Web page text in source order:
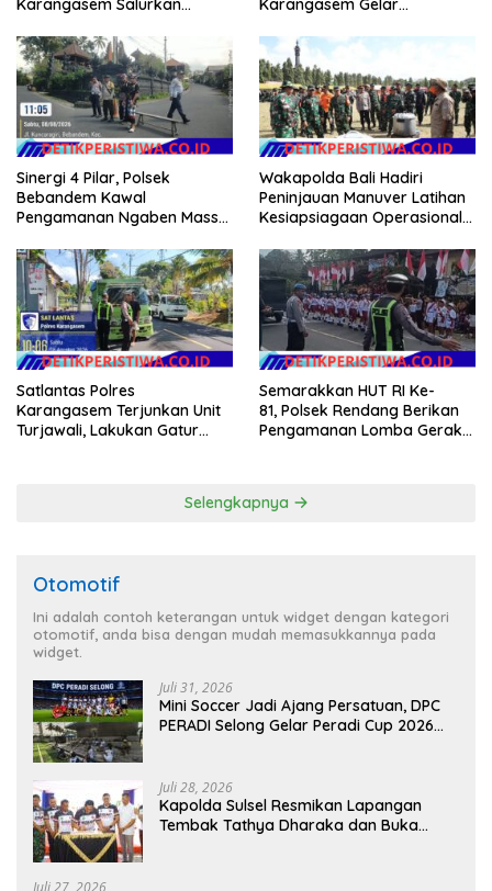
Warga Kurang Mampu
Kamtibmas di Dangin Sema II
Sinergi 4 Pilar, Polsek
Bebandem Kawal
Pengamanan Ngaben Massal
Tihingan
Wakapolda Bali Hadiri
Peninjauan Manuver Latihan
Kesiapsiagaan Operasional
Satlantas Polres
Karangasem Terjunkan Unit
Turjawali, Lakukan Gatur
Semarakkan HUT RI Ke-
81, Polsek Rendang Berikan
Pengamanan Lomba Gerak
Selengkapnya
Otomotif
Ini adalah contoh keterangan untuk widget dengan kategori
otomotif, anda bisa dengan mudah memasukkannya pada
widget.
Juli 31, 2026
Mini Soccer Jadi Ajang Persatuan, DPC
PERADI Selong Gelar Peradi Cup 2026
Juli 28, 2026
Kapolda Sulsel Resmikan Lapangan
Tembak Tathya Dharaka dan Buka